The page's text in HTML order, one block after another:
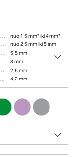
nuo 1,5 mm² iki 4 mm²
nuo 2,5 mm iki 5 mm
5,5 mm
3 mm
2,6 mm
4,2 mm
keyboard_arrow_down
keyboard_arrow_down